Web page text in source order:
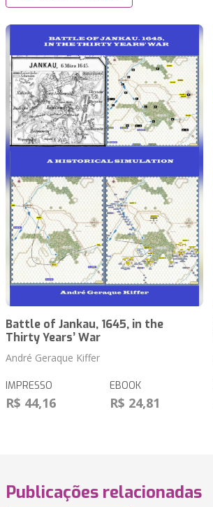
Battle of Jankau, 1645, in the
Thirty Years’ War
André Geraque Kiffer
IMPRESSO
R$ 44,16
EBOOK
R$ 24,81
Publicações relacionadas